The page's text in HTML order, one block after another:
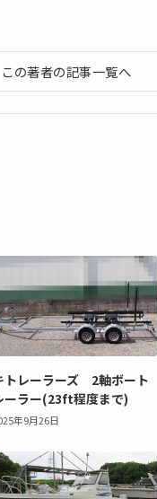
この著者の記事一覧へ
トレーラーズ 2軸ボート
ーラー(23ft程度まで)
年9月26日